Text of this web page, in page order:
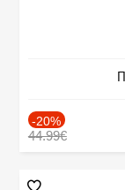
-20%
44.99€